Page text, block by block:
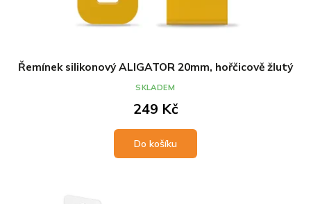
Řemínek silikonový ALIGATOR 20mm, hořčicově žlutý
249 Kč
Do košíku
SKLADEM